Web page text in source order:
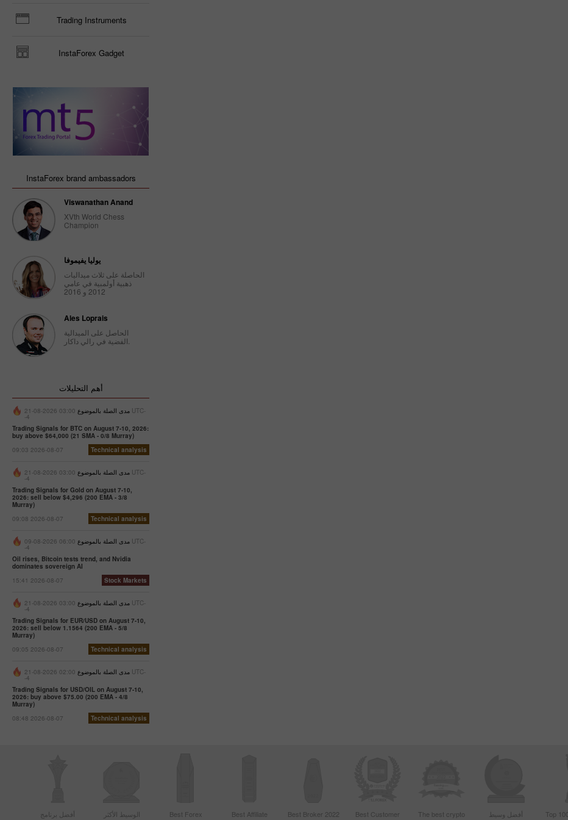
Trading Instruments
InstaForex Gadget
InstaForex brand ambassadors
Viswanathan Anand
XVth World Chess
Champion
يوليا يفيموفا
الحاصلة على ثلاث ميداليات
ذهبية أولمبية في عامي
2012 و 2016
Ales Loprais
الحاصل على الميدالية
أهم التحليلات
مدى الصلة بالموضوع 03:00 2026-08-21 UTC-
-4
Trading Signals for BTC on August 7-10, 2026:
buy above $64,000 (21 SMA - 0/8 Murray)
09:03 2026-08-07
Technical analysis
مدى الصلة بالموضوع 03:00 2026-08-21 UTC-
-4
Trading Signals for Gold on August 7-10,
2026: sell below $4,296 (200 EMA - 3/8
Murray)
09:08 2026-08-07
Technical analysis
مدى الصلة بالموضوع 06:00 2026-08-09 UTC-
-4
Oil rises, Bitcoin tests trend, and Nvidia
dominates sovereign AI
15:41 2026-08-07
Stock Markets
مدى الصلة بالموضوع 03:00 2026-08-21 UTC-
-4
Trading Signals for EUR/USD on August 7-10,
2026: sell below 1.1564 (200 EMA - 5/8
Murray)
09:05 2026-08-07
Technical analysis
مدى الصلة بالموضوع 02:00 2026-08-21 UTC-
-4
Trading Signals for USD/OIL on August 7-10,
2026: buy above $75.00 (200 EMA - 4/8
Murray)
08:48 2026-08-07
Technical analysis
Top
أفضل وسيط
The best crypto
Best Customer
Best Broker 2022
Best Affiliate
Best Forex
الوسيط الأكثر
أفضل برنامج